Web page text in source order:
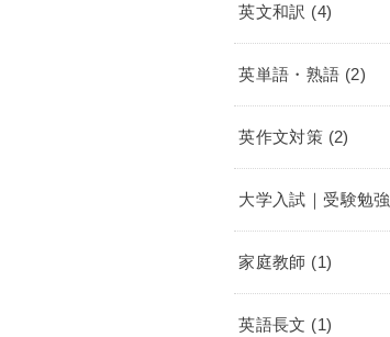
英文和訳 (4)
英単語・熟語 (2)
英作文対策 (2)
大学入試｜受験勉強
家庭教師 (1)
英語長文 (1)